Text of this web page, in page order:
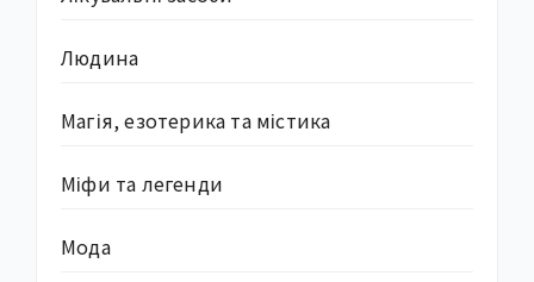
Людина
Магія, езотерика та містика
Міфи та легенди
Мода